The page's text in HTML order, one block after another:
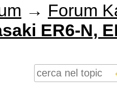
→ Forum
ER6-N,